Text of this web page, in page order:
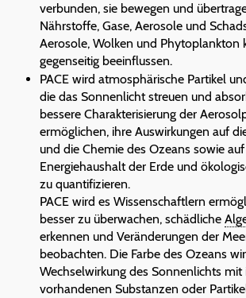
verbunden, sie bewegen und
Nährstoffe, Gase, Aerosole und
Aerosole, Wolken und Phytoplankton
gegenseitig beeinflussen.
PACE wird atmosphärische Partikel
die das Sonnenlicht streuen und
bessere Charakterisierung der
ermöglichen, ihre Auswirkungen auf
und die Chemie des Ozeans sowie
Energiehaushalt der Erde und
zu quantifizieren.
PACE wird es Wissenschaftlern
besser zu überwachen, schädliche
erkennen und Veränderungen der
beobachten. Die Farbe des Ozeans
Wechselwirkung des Sonnenlichts mit
vorhandenen Substanzen oder